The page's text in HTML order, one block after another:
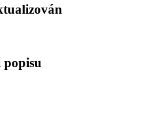
popisu